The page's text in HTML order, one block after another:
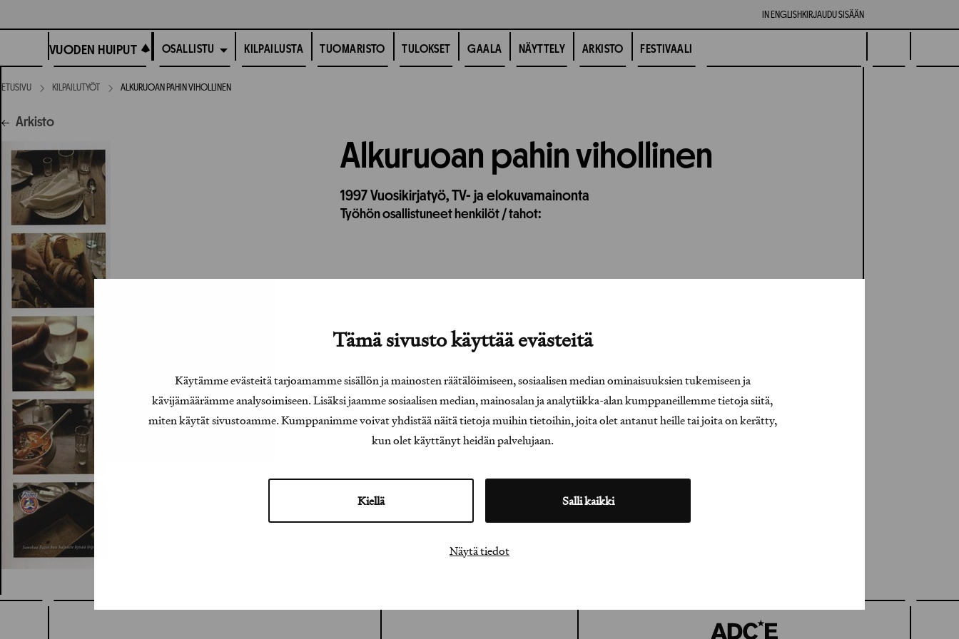
Tämä sivusto käyttää evästeitä
Käytämme evästeitä tarjoamamme sisällön ja mainosten räätälöimiseen, sosiaalisen median ominaisuuksien tukemiseen ja
kävijämäärämme analysoimiseen. Lisäksi jaamme sosiaalisen median, mainosalan ja analytiikka-alan kumppaneillemme tietoja siitä,
miten käytät sivustoamme. Kumppanimme voivat yhdistää näitä tietoja muihin tietoihin, joita olet antanut heille tai joita on kerätty,
kun olet käyttänyt heidän palvelujaan.
Kiellä Salli kaikki
Näytä tiedot
suoraan
IN ENGLISH KIRJAUDU SISÄÄN
VUODEN HUIPUT
VUODEN HUIPUT OSALLISTU KILPAILUSTA TUOMARISTO TULOKSET GAALA NÄYTTELY ARKISTO FESTIVAALI
ETUSIVU KILPAILUTYÖT ALKURUOAN PAHIN VIHOLLINEN
Arkisto
Alkuruoan pahin vihollinen
1997 Vuosikirjatyö,TV- ja elokuvamainonta
Työhön osallistuneet henkilöt / tahot: